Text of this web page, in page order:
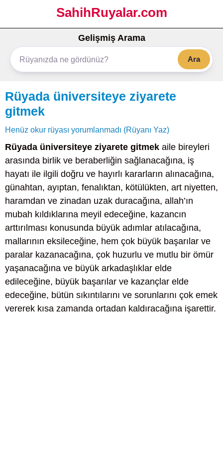
SahihRuyalar.com
Gelişmiş Arama
Ara
Rüyada üniversiteye ziyarete
gitmek
Henüz okur rüyası yorumlanmadı (Rüyanı Yaz)
Rüyada üniversiteye ziyarete gitmek aile bireyleri
arasında birlik ve beraberliğin sağlanacağına, iş
hayatı ile ilgili doğru ve hayırlı kararların alınacağına,
günahtan, ayıptan, fenalıktan, kötülükten, art niyetten,
haramdan ve zinadan uzak duracağına, allah’ın
mubah kıldıklarına meyil edeceğine, kazancın
arttırılması konusunda büyük adımlar atılacağına,
mallarının eksileceğine, hem çok büyük başarılar ve
paralar kazanacağına, çok huzurlu ve mutlu bir ömür
yaşanacağına ve büyük arkadaşlıklar elde
edileceğine, büyük başarılar ve kazançlar elde
edeceğine, bütün sıkıntılarını ve sorunlarını çok emek
vererek kısa zamanda ortadan kaldıracağına işarettir.